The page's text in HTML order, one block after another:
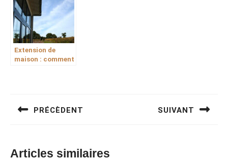
Puilboreau
Extension de
maison : comment
l’article
PRÉCÈDENT
SUIVANT
Articles similaires